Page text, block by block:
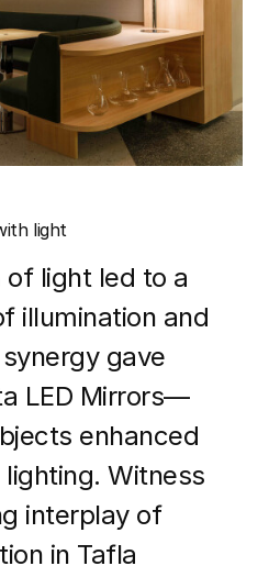
light
of light led to a
illumination and
gave
LED Mirrors—
enhanced
Witness
interplay of
in Tafla